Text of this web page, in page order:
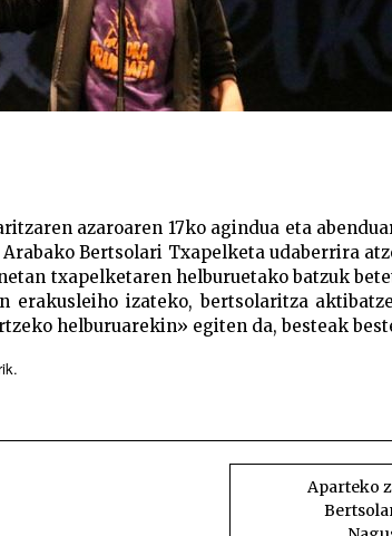
azaroaren 17ko agindua eta
Bertsolari Txapelketa udaberrira
txapelketaren helburuetako batzuk
erakusleiho izateko, bertsolaritza
helburuarekin» egiten da, besteak
Aparteko